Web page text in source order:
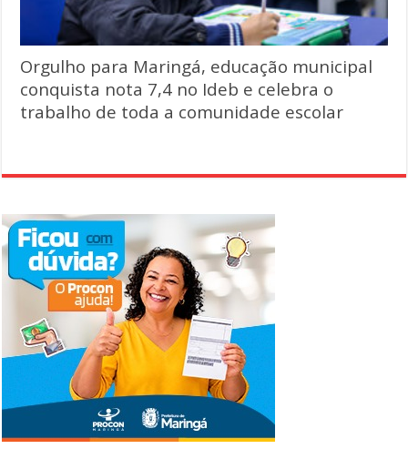
Orgulho para Maringá, educação municipal
conquista nota 7,4 no Ideb e celebra o
trabalho de toda a comunidade escolar